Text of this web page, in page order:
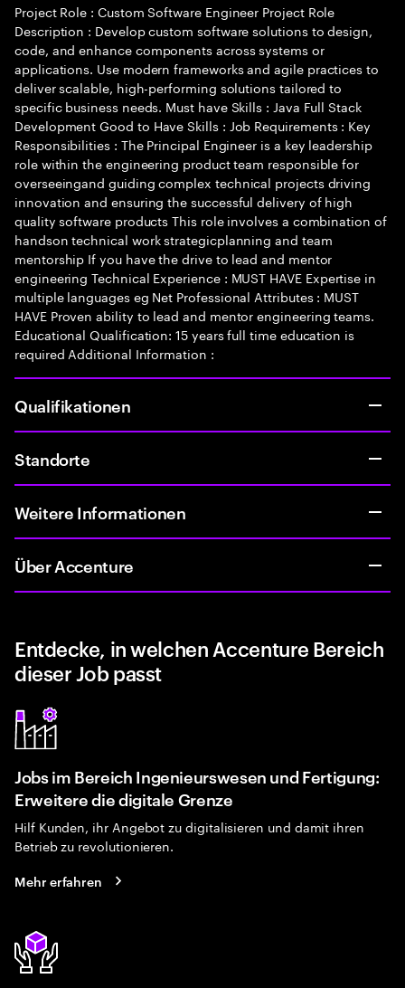
Project Role : Custom Software Engineer Project Role
Description : Develop custom software solutions to design,
code, and enhance components across systems or
applications. Use modern frameworks and agile practices to
deliver scalable, high-performing solutions tailored to
specific business needs. Must have Skills : Java Full Stack
Development Good to Have Skills : Job Requirements : Key
Responsibilities : The Principal Engineer is a key leadership
role within the engineering product team responsible for
overseeingand guiding complex technical projects driving
innovation and ensuring the successful delivery of high
quality software products This role involves a combination of
handson technical work strategicplanning and team
mentorship If you have the drive to lead and mentor
engineering Technical Experience : MUST HAVE Expertise in
multiple languages eg Net Professional Attributes : MUST
HAVE Proven ability to lead and mentor engineering teams.
Educational Qualification: 15 years full time education is
required Additional Information :
Qualifikationen
Standorte
Weitere Informationen
Über Accenture
Entdecke, in welchen Accenture Bereich
dieser Job passt
Jobs im Bereich Ingenieurswesen und Fertigung:
Erweitere die digitale Grenze
Hilf Kunden, ihr Angebot zu digitalisieren und damit ihren
Betrieb zu revolutionieren.
Mehr erfahren